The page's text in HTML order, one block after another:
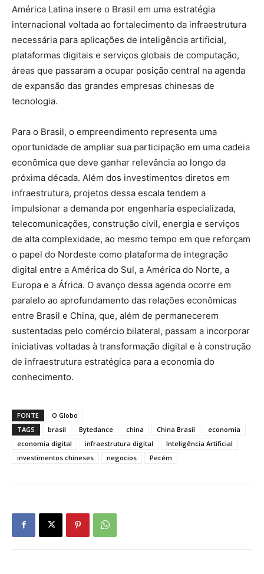
América Latina insere o Brasil em uma estratégia
internacional voltada ao fortalecimento da infraestrutura
necessária para aplicações de inteligência artificial,
plataformas digitais e serviços globais de computação,
áreas que passaram a ocupar posição central na agenda
de expansão das grandes empresas chinesas de
tecnologia.
Para o Brasil, o empreendimento representa uma
oportunidade de ampliar sua participação em uma cadeia
econômica que deve ganhar relevância ao longo da
próxima década. Além dos investimentos diretos em
infraestrutura, projetos dessa escala tendem a
impulsionar a demanda por engenharia especializada,
telecomunicações, construção civil, energia e serviços
de alta complexidade, ao mesmo tempo em que reforçam
o papel do Nordeste como plataforma de integração
digital entre a América do Sul, a América do Norte, a
Europa e a África. O avanço dessa agenda ocorre em
paralelo ao aprofundamento das relações econômicas
entre Brasil e China, que, além de permanecerem
sustentadas pelo comércio bilateral, passam a incorporar
iniciativas voltadas à transformação digital e à construção
de infraestrutura estratégica para a economia do
conhecimento.
FONTE
O Globo
TAGS
brasil Bytedance china China Brasil
economia
economia digital
infraestrutura digital
Inteligência Artificial
investimentos chineses
negocios Pecém